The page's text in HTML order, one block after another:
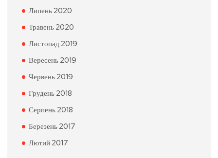
Липень 2020
Травень 2020
Листопад 2019
Вересень 2019
Червень 2019
Грудень 2018
Серпень 2018
Березень 2017
Лютий 2017